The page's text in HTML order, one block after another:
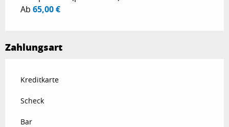
Ab 65,00 €
Zahlungsart
Kreditkarte
Scheck
Bar